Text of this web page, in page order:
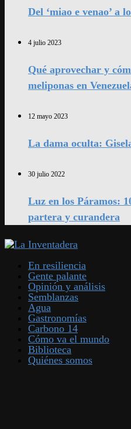
Del ‘miao e venao’ a
4 julio 2023
Qué aprovechar y
meliponas en
12 mayo 2023
La dama oculta:
30 julio 2022
Luz en los Páramos:
partera y curandera
En resiliencia
Gente palante
Opinión y análisis
Semblanzas
Agua
Gastronomías
Carbono 14
Cómo va el mundo
Biblioteca
Quiénes somos